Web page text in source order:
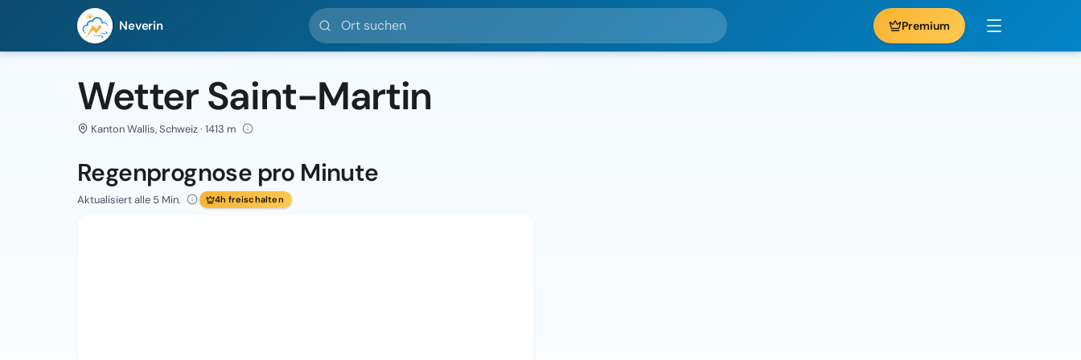
Neverin
Ort suchen
Premium
Wetter Saint-Martin
Kanton Wallis, Schweiz · 1413 m
Regenprognose pro Minute
Aktualisiert alle 5 Min. 4h freischalten